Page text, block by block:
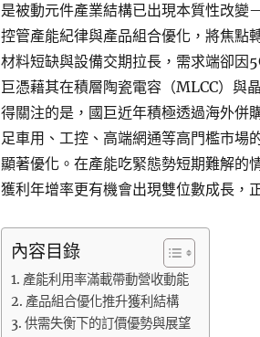
是被動元件產業結構已出現本質性改
控管產能紀律與產品組合優化，將焦點
材料短缺與設備交期拉長，需求端卻因
巨憑藉其在積層陶瓷電容（MLCC）與
得關注的是，國巨近年積極透過海外
足車用、工控、高端網通等高門檻市場
顯著優化。在產能吃緊態勢短期難解的
獲利年增率更有機會出現雙位數成長，
內容目錄
產能利用率滿載帶動營收動能
產品組合優化推升獲利結構
供需失衡下的訂價優勢與展望